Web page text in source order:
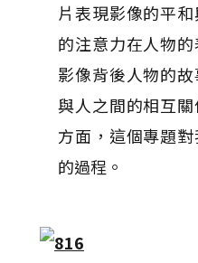
片表現影像的平
的注意力在人物
影像背後人物的
與人之間的相互
方面，這個專題
的過程。